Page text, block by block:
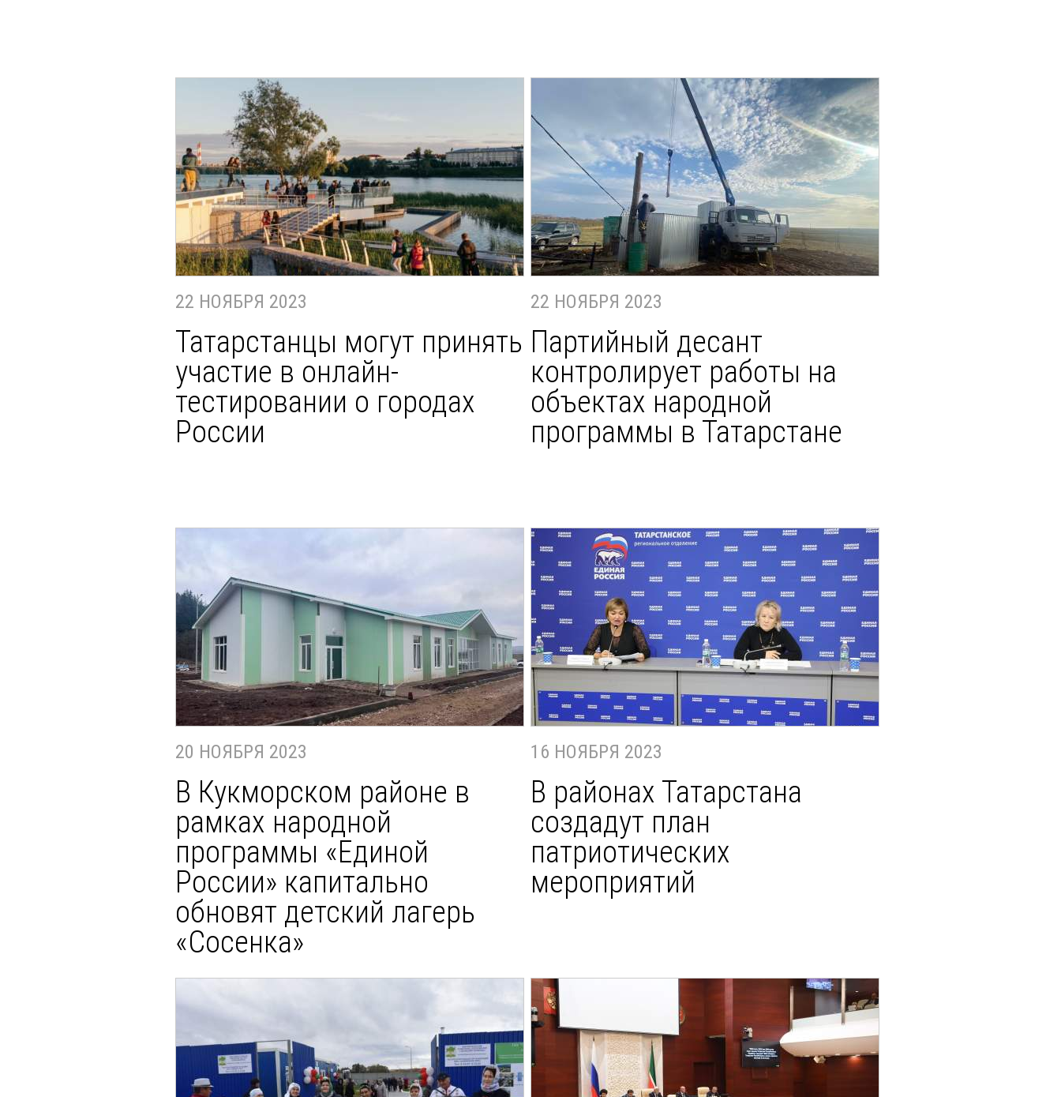
22 НОЯБРЯ 2023
Татарстанцы могут принять
участие в онлайн-
тестировании о городах
России
22 НОЯБРЯ 2023
Партийный десант
контролирует работы на
объектах народной
программы в Татарстане
20 НОЯБРЯ 2023
В Кукморском районе в
рамках народной
программы «Единой
России» капитально
обновят детский лагерь
«Сосенка»
16 НОЯБРЯ 2023
В районах Татарстана
создадут план
патриотических
мероприятий